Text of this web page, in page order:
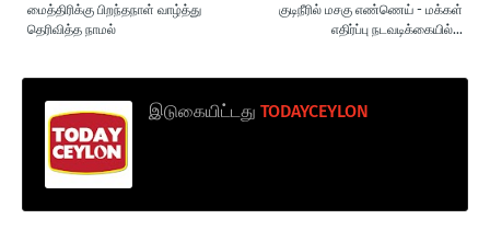
குடிநீரில் மசகு எண்ணெய் - மக்கள்
எதிர்ப்பு நடவடிக்கையில்...
மைத்திரிக்கு பிறந்தநாள் வாழ்த்து
தெரிவித்த நாமல்
இடுகையிட்டது TODAYCEYLON